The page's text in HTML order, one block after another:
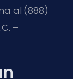
al (888)
–